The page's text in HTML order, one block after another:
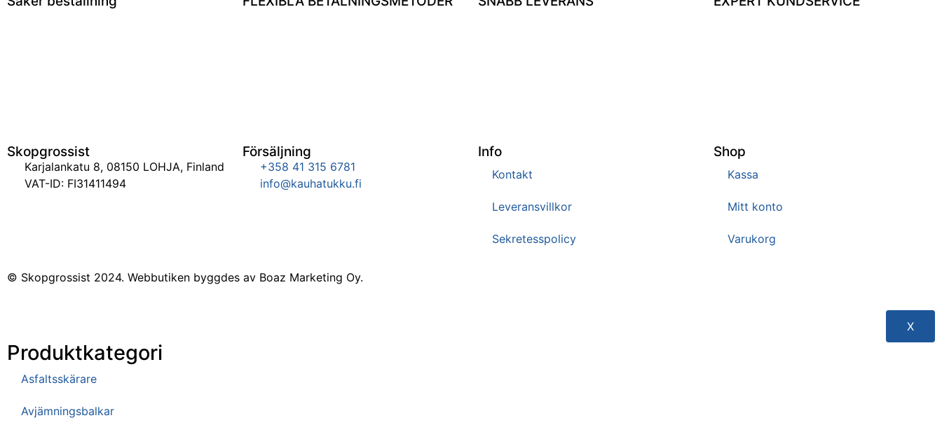
Skopgrossist
Karjalankatu 8, 08150 LOHJA, Finland
VAT-ID: FI31411494
Försäljning
+358 41 315 6781
info@kauhatukku.fi
Info
Kontakt
Leveransvillkor
Sekretesspolicy
Shop
Kassa
Mitt konto
Varukorg
© Skopgrossist 2024. Webbutiken byggdes av Boaz Marketing Oy.
X
Produktkategori
Asfaltsskärare
Avjämningsbalkar